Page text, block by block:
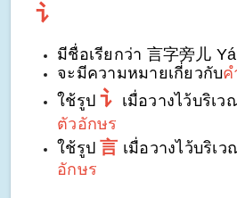
讠
มีชื่อเรียกว่า 言字旁儿
จะมีความหมายเกี่ยวกับค
ใช้รูป讠 เมื่อวางไว้บริเว
ตัวอักษร
ใช้รูป 言 เมื่อวางไว้บริเว
อักษร